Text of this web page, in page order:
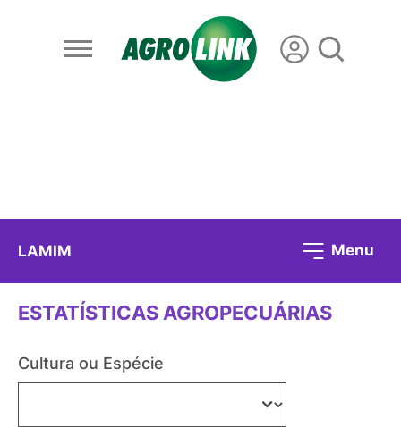
LAMIM Menu
ESTATÍSTICAS AGROPECUÁRIAS
Cultura ou Espécie